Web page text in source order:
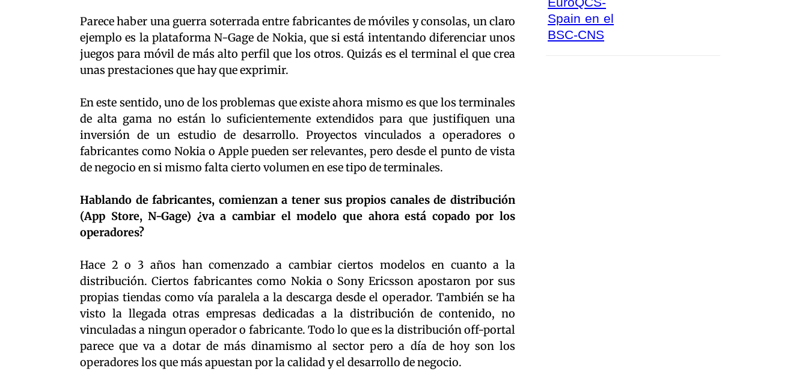
Parece haber una guerra soterrada entre fabricantes de móviles y consolas, un claro
ejemplo es la plataforma N-Gage de Nokia, que si está intentando diferenciar unos
juegos para móvil de más alto perfil que los otros. Quizás es el terminal el que crea
unas prestaciones que hay que exprimir.
En este sentido, uno de los problemas que existe ahora mismo es que los terminales
de alta gama no están lo suficientemente extendidos para que justifiquen una
inversión de un estudio de desarrollo. Proyectos vinculados a operadores o
fabricantes como Nokia o Apple pueden ser relevantes, pero desde el punto de vista
de negocio en si mismo falta cierto volumen en ese tipo de terminales.
Hablando de fabricantes, comienzan a tener sus propios canales de distribución
(App Store, N-Gage) ¿va a cambiar el modelo que ahora está copado por los
operadores?
Hace 2 o 3 años han comenzado a cambiar ciertos modelos en cuanto a la
distribución. Ciertos fabricantes como Nokia o Sony Ericsson apostaron por sus
propias tiendas como vía paralela a la descarga desde el operador. También se ha
visto la llegada otras empresas dedicadas a la distribución de contenido, no
vinculadas a ningun operador o fabricante. Todo lo que es la distribución off-portal
parece que va a dotar de más dinamismo al sector pero a día de hoy son los
operadores los que más apuestan por la calidad y el desarrollo de negocio.